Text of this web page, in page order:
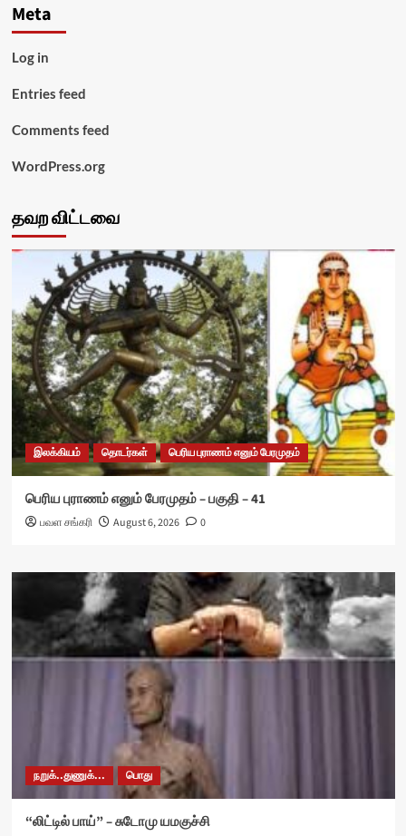
Meta
Log in
Entries feed
Comments feed
WordPress.org
தவற விட்டவை
இலக்கியம் தொடர்கள் பெரிய புராணம் எனும் பேரமுதம்
பெரிய புராணம் எனும் பேரமுதம் – பகுதி – 41
பவள சங்கரி August 6, 2026 0
நறுக்..துணுக்... பொது
“லிட்டில் பாய்” – சுடோமு யமகுச்சி